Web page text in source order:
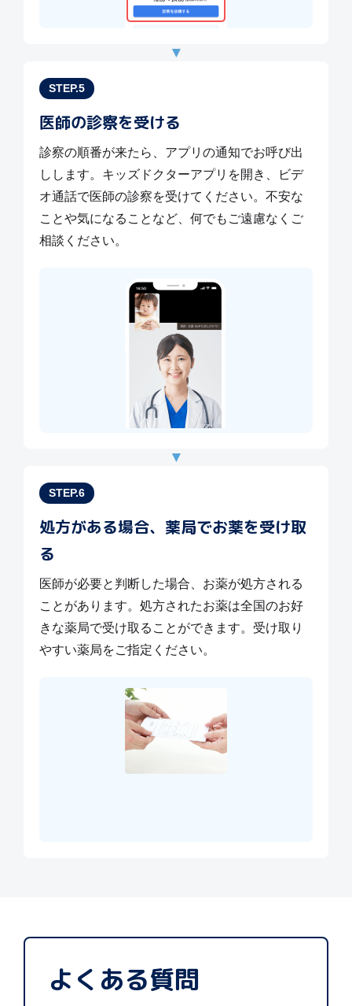
▼
STEP.5
医師の診察を受ける
診察の順番が来たら、アプリの通知でお呼び出
しします。キッズドクターアプリを開き、ビデ
オ通話で医師の診察を受けてください。不安な
ことや気になることなど、何でもご遠慮なくご
相談ください。
▼
STEP.6
処方がある場合、薬局でお薬を受け取
る
医師が必要と判断した場合、お薬が処方される
ことがあります。処方されたお薬は全国のお好
きな薬局で受け取ることができます。受け取り
やすい薬局をご指定ください。
よくある質問